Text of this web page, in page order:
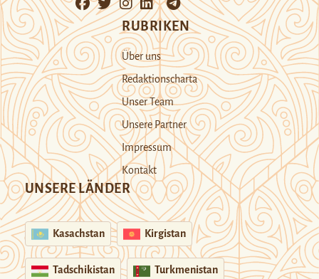
RUBRIKEN
Über uns
Redaktionscharta
Unser Team
Unsere Partner
Impressum
Kontakt
UNSERE LÄNDER
Kasachstan Kirgistan
Tadschikistan Turkmenistan